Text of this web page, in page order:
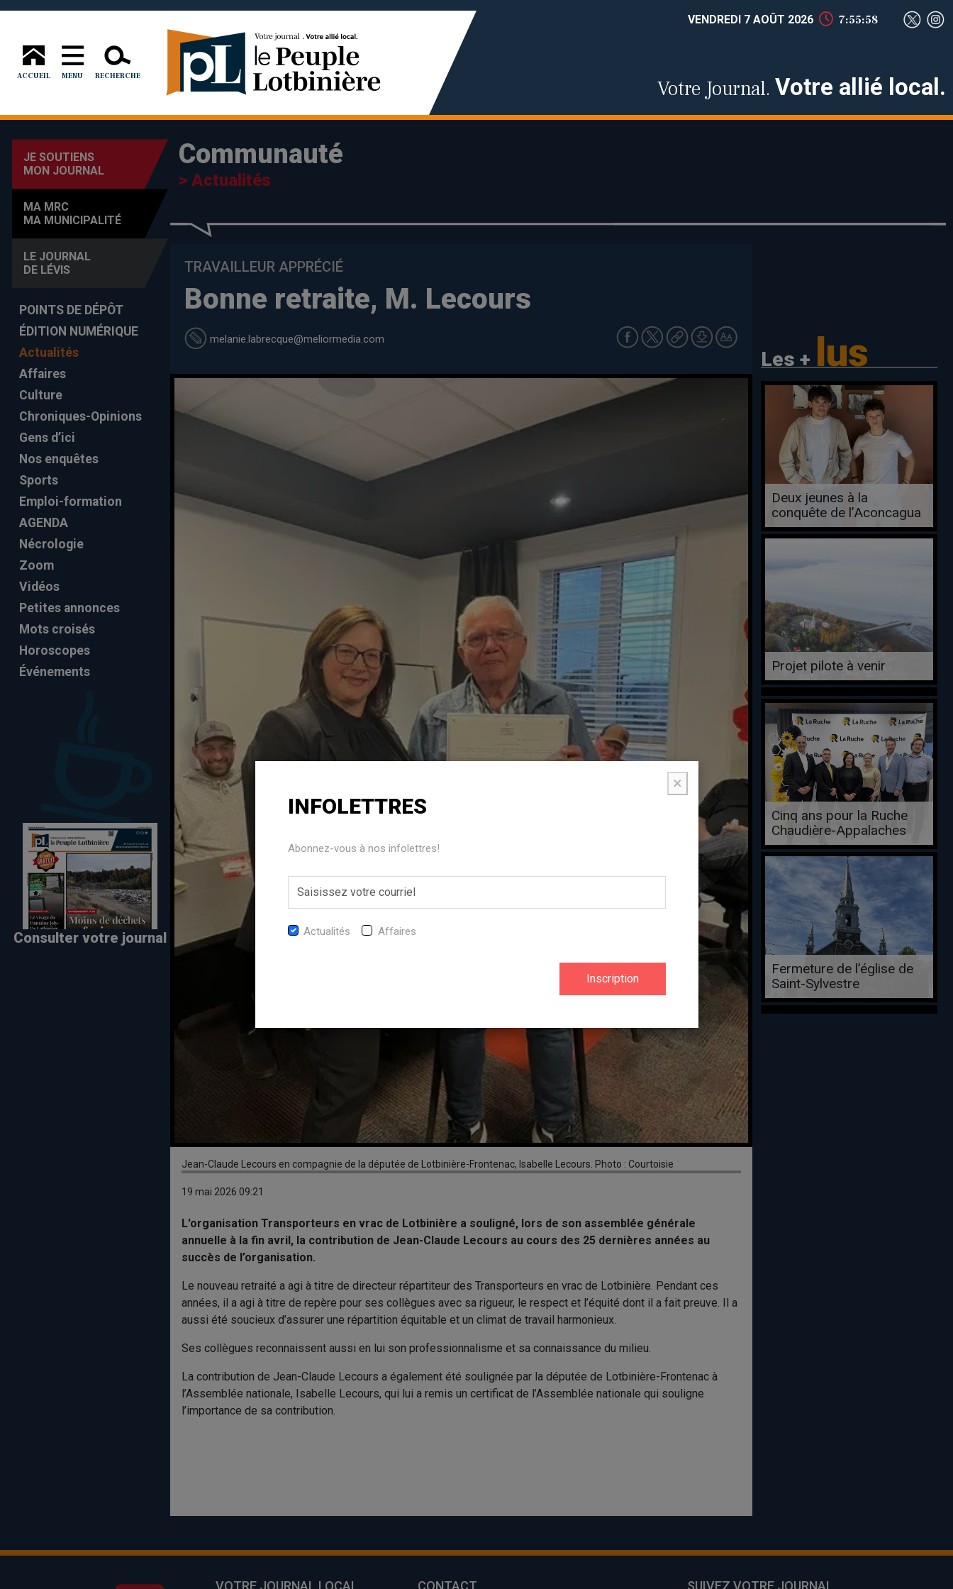
ACCUEIL MENU RECHERCHE
VENDREDI 7 AOÛT 2026 7:55:59
Votre Journal. Votre allié local.
JE SOUTIENS
MON JOURNAL
MA MRC
MA MUNICIPALITÉ
LE JOURNAL
DE LÉVIS
POINTS DE DÉPÔT
ÉDITION NUMÉRIQUE
Actualités
Affaires
Culture
Chroniques-Opinions
Gens d’ici
Nos enquêtes
Sports
Emploi-formation
AGENDA
Nécrologie
Zoom
Vidéos
Petites annonces
Mots croisés
Horoscopes
Événements
Consulter votre journal
Communauté
> Actualités
TRAVAILLEUR APPRÉCIÉ
Bonne retraite, M. Lecours
melanie.labrecque@meliormedia.com
Les + lus
Jean-Claude Lecours en compagnie de la députée de Lotbinière-Frontenac, Isabelle Lecours. Photo : Courtoisie
19 mai 2026 09:21
L'organisation Transporteurs en vrac de Lotbinière a souligné, lors de son assemblée générale
annuelle à la fin avril, la contribution de Jean-Claude Lecours au cours des 25 dernières années au
succès de l’organisation.
Le nouveau retraité a agi à titre de directeur répartiteur des Transporteurs en vrac de Lotbinière. Pendant ces
années, il a agi à titre de repère pour ses collègues avec sa rigueur, le respect et l’équité dont il a fait preuve. Il a
aussi été soucieux d’assurer une répartition équitable et un climat de travail harmonieux.
Ses collègues reconnaissent aussi en lui son professionnalisme et sa connaissance du milieu.
La contribution de Jean-Claude Lecours a également été soulignée par la députée de Lotbinière-Frontenac à
l’Assemblée nationale, Isabelle Lecours, qui lui a remis un certificat de l’Assemblée nationale qui souligne
l’importance de sa contribution.
Deux jeunes à la
conquête de l’Aconcagua
Projet pilote à venir
Cinq ans pour la Ruche
Chaudière-Appalaches
Fermeture de l’église de
Saint-Sylvestre
INFOLETTRES
×
Abonnez-vous à nos infolettres!
Actualités Affaires